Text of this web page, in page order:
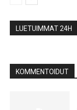
LUETUIMMAT 24H
KOMMENTOIDUT